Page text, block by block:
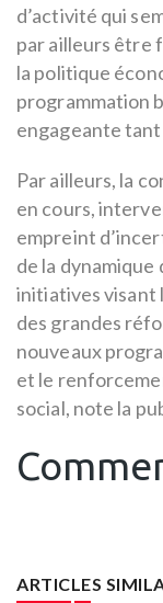
d’activité qui
par ailleurs être
la politique
programmation
engageante tant
Par ailleurs, la
en cours,
empreint
de la
initiatives visant
des grandes
nouveaux
et le
social, note la
ARTICLES